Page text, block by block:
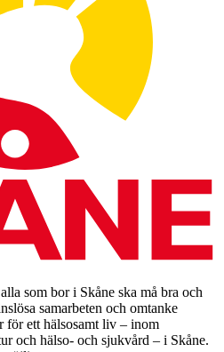
som bor i Skåne ska må bra och
samarbeten och omtanke
för ett hälsosamt liv – inom
och hälso- och sjukvård – i Skåne.